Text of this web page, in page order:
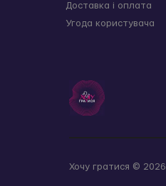
Доставка і оплата
Угода користувача
Хочу гратися © 2026